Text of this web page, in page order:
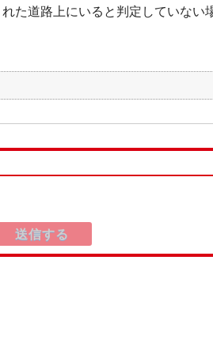
道路上にいると判定していない